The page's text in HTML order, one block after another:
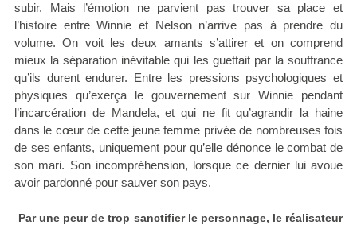
subir. Mais l’émotion ne parvient pas trouver sa place et
l’histoire entre Winnie et Nelson n’arrive pas à prendre du
volume. On voit les deux amants s’attirer et on comprend
mieux la séparation inévitable qui les guettait par la souffrance
qu’ils durent endurer. Entre les pressions psychologiques et
physiques qu’exerça le gouvernement sur Winnie pendant
l’incarcération de Mandela, et qui ne fit qu’agrandir la haine
dans le cœur de cette jeune femme privée de nombreuses fois
de ses enfants, uniquement pour qu’elle dénonce le combat de
son mari. Son incompréhension, lorsque ce dernier lui avoue
avoir pardonné pour sauver son pays.
Par une peur de trop sanctifier le personnage, le réalisateur